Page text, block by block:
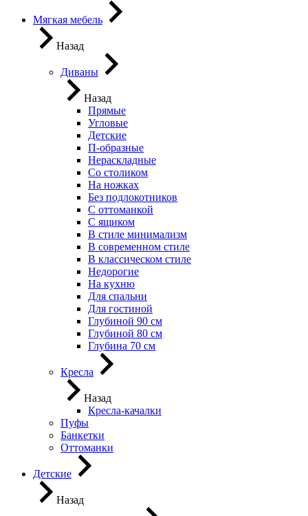
Мягкая мебель
Назад
Диваны
Назад
Прямые
Угловые
Детские
П-образные
Нераскладные
Со столиком
На ножках
Без подлокотников
С оттоманкой
С ящиком
В стиле минимализм
В современном стиле
В классическом стиле
Недорогие
На кухню
Для спальни
Для гостиной
Глубиной 90 см
Глубиной 80 см
Глубина 70 см
Кресла
Назад
Кресла-качалки
Пуфы
Банкетки
Оттоманки
Детские
Назад